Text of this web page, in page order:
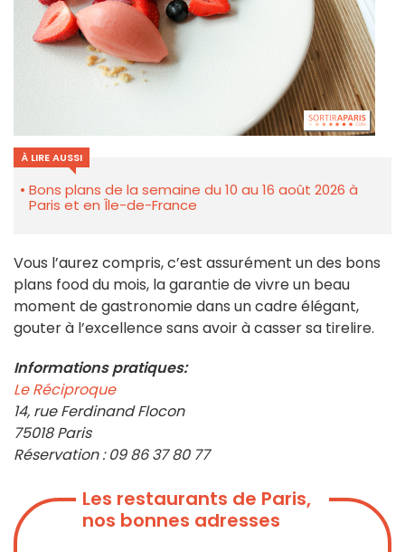
À LIRE AUSSI
Bons plans de la semaine du 10 au 16 août 2026 à
Paris et en Île-de-France
Vous l’aurez compris, c’est assurément un des bons
plans food du mois, la garantie de vivre un beau
moment de gastronomie dans un cadre élégant,
gouter à l’excellence sans avoir à casser sa tirelire.
Informations pratiques:
Le Réciproque
14, rue Ferdinand Flocon
75018 Paris
Réservation : 09 86 37 80 77
Les restaurants de Paris,
nos bonnes adresses